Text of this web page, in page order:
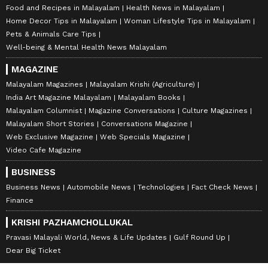
Food and Recipes in Malayalam
Health News in Malayalam
Home Decor Tips in Malayalam
Woman Lifestyle Tips in Malayalam
Pets & Animals Care Tips
Well-being & Mental Health News Malayalam
MAGAZINE
Malayalam Magazines
Malayalam Krishi (Agriculture)
India Art Magazine Malayalam
Malayalam Books
Malayalam Columnist
Magazine Conversations
Culture Magazines
Malayalam Short Stories
Conversations Magazine
Web Exclusive Magazine
Web Specials Magazine
Video Cafe Magazine
BUSINESS
Business News Automobile News Technologies
Fact Check News
Finance
KRISHI PAZHAMCHOLLUKAL
Pravasi Malayali World, News & Life Updates
Gulf Round Up
Dear Big Ticket